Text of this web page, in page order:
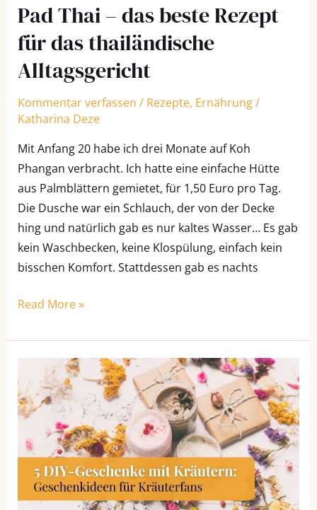
Pad Thai – das beste Rezept
für das thailändische
Alltagsgericht
Kommentar verfassen / Rezepte, Ernährung/
Katharina Deze
Mit Anfang 20 habe ich drei Monate auf Koh
Phangan verbracht. Ich hatte eine einfache Hütte
aus Palmblättern gemietet, für 1,50 Euro pro Tag.
Die Dusche war ein Schlauch, der von der Decke
hing und natürlich gab es nur kaltes Wasser… Es gab
kein Waschbecken, keine Klospülung, einfach kein
bisschen Komfort. Stattdessen gab es nachts
Alltagsgericht
Read More »
DIY-
Geschenke
Kräutern:
Geschenkideen
Kräuterfans